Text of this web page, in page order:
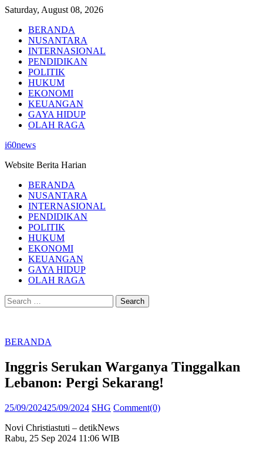
Skip
content
Saturday, August 08, 2026
BERANDA
NUSANTARA
INTERNASIONAL
PENDIDIKAN
POLITIK
HUKUM
EKONOMI
KEUANGAN
GAYA HIDUP
OLAH RAGA
i60news
Website Berita Harian
BERANDA
NUSANTARA
INTERNASIONAL
PENDIDIKAN
POLITIK
HUKUM
EKONOMI
KEUANGAN
GAYA HIDUP
OLAH RAGA
Search
for:
BERANDA
Inggris Serukan Warganya Tinggalkan
Lebanon: Pergi Sekarang!
Posted
25/09/202425/09/2024 Author
SHG Comment(0)
Novi Christiastuti – detikNews
Rabu, 25 Sep 2024 11:06 WIB